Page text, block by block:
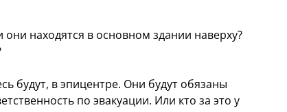
находятся в основном здании наверху?
будут, в эпицентре. Они будут обязаны
по эвакуации. Или кто за это у